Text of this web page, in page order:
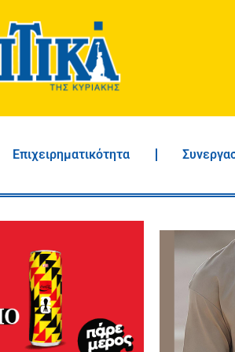
Επιχειρηματικότητα